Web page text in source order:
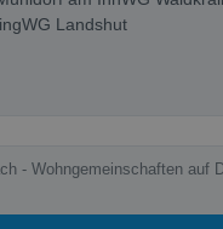
WG Landshut
- Wohngemeinschaften auf